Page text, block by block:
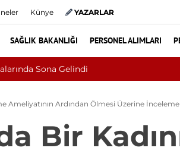
Künye YAZARLAR
SAĞLIK BAKANLIĞI PERSONEL ALIMLARI
Çıktı: Ameliyattan 60 Dikişle Uyandı
Ameliyatının Ardından Ölmesi Üzerine İnceleme
Bir